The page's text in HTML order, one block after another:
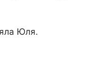
Юля.